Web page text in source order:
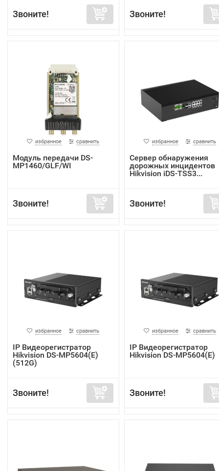
Звоните! Звоните!
избранное сравнить
Модуль передачи DS-
MP1460/GLF/WI
Звоните!
избранное сравнить
Сервер обнаружения
дорожных инцидентов
Hikvision iDS-TSS3...
Звоните!
избранное сравнить
IP Видеорегистратор
Hikvision DS-MP5604(E)
(512G)
Звоните!
избранное сравнить
IP Видеорегистратор
Hikvision DS-MP5604(E)
Звоните!